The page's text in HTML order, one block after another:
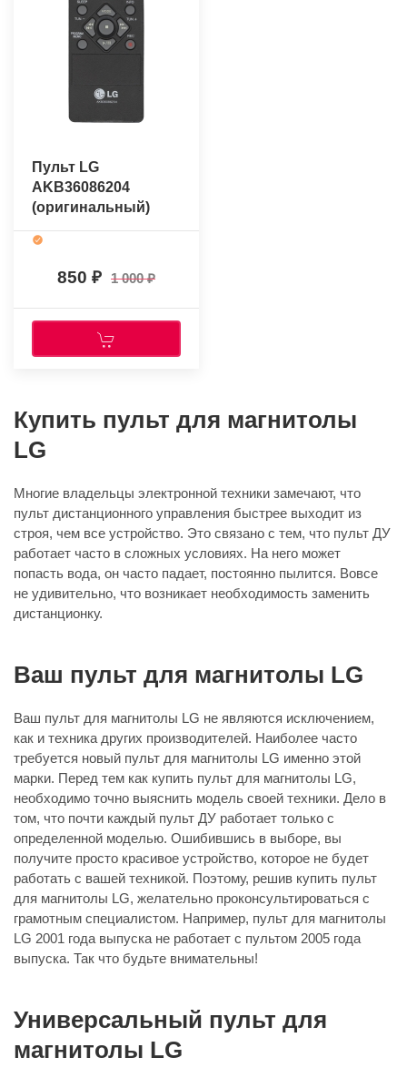
Пульт LG
AKB36086204
(оригинальный)
850 1 000
Купить пульт для магнитолы
LG
Многие владельцы электронной техники замечают, что
пульт дистанционного управления быстрее выходит из
строя, чем все устройство. Это связано с тем, что пульт ДУ
работает часто в сложных условиях. На него может
попасть вода, он часто падает, постоянно пылится. Вовсе
не удивительно, что возникает необходимость заменить
дистанционку.
Ваш пульт для магнитолы LG
Ваш пульт для магнитолы LG не являются исключением,
как и техника других производителей. Наиболее часто
требуется новый пульт для магнитолы LG именно этой
марки. Перед тем как купить пульт для магнитолы LG,
необходимо точно выяснить модель своей техники. Дело в
том, что почти каждый пульт ДУ работает только с
определенной моделью. Ошибившись в выборе, вы
получите просто красивое устройство, которое не будет
работать с вашей техникой. Поэтому, решив купить пульт
для магнитолы LG, желательно проконсультироваться с
грамотным специалистом. Например, пульт для магнитолы
LG 2001 года выпуска не работает с пультом 2005 года
выпуска. Так что будьте внимательны!
Универсальный пульт для
магнитолы LG